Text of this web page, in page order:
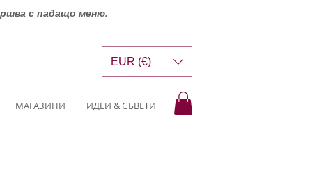
с падащо меню.
МАГАЗИНИ ИДЕИ & СЪВЕТИ
EUR (€)